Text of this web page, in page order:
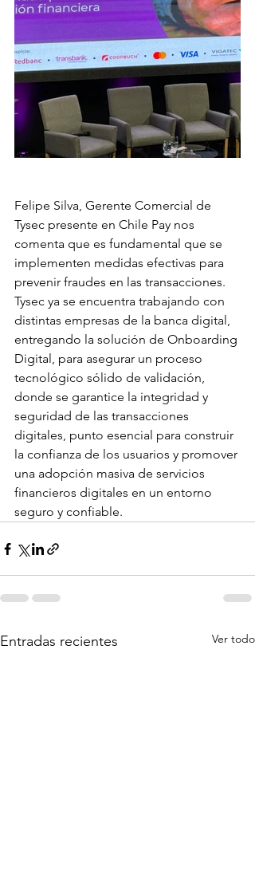
Felipe Silva, Gerente Comercial de
Tysec presente en Chile Pay nos
comenta que es fundamental que se
implementen medidas efectivas para
prevenir fraudes en las transacciones.
Tysec ya se encuentra trabajando con
distintas empresas de la banca digital,
entregando la solución de Onboarding
Digital, para asegurar un proceso
tecnológico sólido de validación,
donde se garantice la integridad y
seguridad de las transacciones
digitales, punto esencial para construir
la confianza de los usuarios y promover
una adopción masiva de servicios
financieros digitales en un entorno
seguro y confiable.
Entradas recientes Ver todo